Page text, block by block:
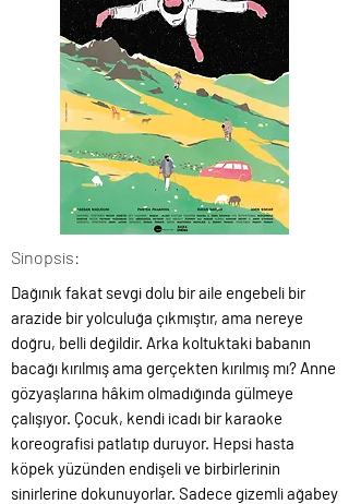
Sinopsis:
Dağınık fakat sevgi dolu bir aile engebeli bir
arazide bir yolculuğa çıkmıştır, ama nereye
doğru, belli değildir. Arka koltuktaki babanın
bacağı kırılmış ama gerçekten kırılmış mı? Anne
gözyaşlarına hâkim olmadığında gülmeye
çalışıyor. Çocuk, kendi icadı bir karaoke
koreografisi patlatıp duruyor. Hepsi hasta
köpek yüzünden endişeli ve birbirlerinin
sinirlerine dokunuyorlar. Sadece gizemli ağabey